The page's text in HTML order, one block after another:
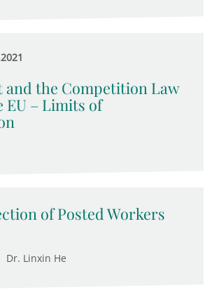
and the Competition Law
EU – Limits of
of Posted Workers
Dr. Linxin He